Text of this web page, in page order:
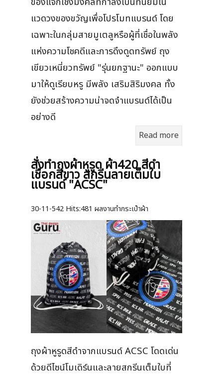
แวดวงของขวัญเพื่อโปรโมทแบรนด์ โดย
เฉพาะในกลุ่มสายมูเตลูหรือผู้ที่เชื่อในพลัง
แห่งความโชคดีและการดึงดูดทรัพย์ ถุง
เขียวเหนี่ยวทรัพย์ "รุ่นยกฐานะ" ออกแบบ
มาให้ดูเรียบหรู มีพลัง เสริมสิริมงคล ทั้ง
ยังช่วยสร้างความน่าจดจำแบรนด์ได้เป็น
อย่างดี
Read more
สั่งทำถุงผ้าหูรูด ผ้า420 สีดำ
เชือกสีขาว สกรีนลายเต็มใบ
แบรนด์ "ACSC"
30-11-542 Hits:481 ผลงานทำกระเป๋าผ้า
ถุงผ้าหูรูดสีดำจากแบรนด์ ACSC โดดเด่น
ด้วยดีไซน์โมเดิร์นและลายสกรีนเต็มใบที่